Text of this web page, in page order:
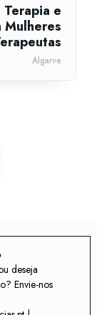
e
Mulheres
Algarve
deseja
Envie-nos